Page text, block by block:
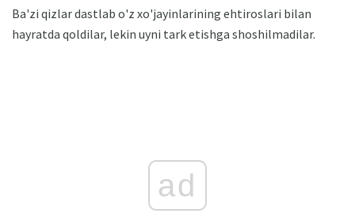
Ba'zi qizlar dastlab o'z xo'jayinlarining ehtiroslari bilan
hayratda qoldilar, lekin uyni tark etishga shoshilmadilar.
ad